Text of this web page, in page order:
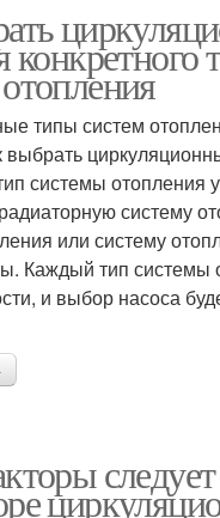
конкретного
типы систем
выбрать
системы отопления
систему
или систему
Каждый тип системы
и выбор насоса